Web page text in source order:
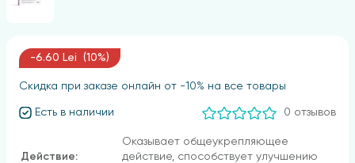
-6.60 Lei (10%)
Скидка при заказе онлайн от -10% на все товары
Есть в наличии 0 отзывов
Действие:
Оказывает общеукрепляющее
действие, способствует улучшению